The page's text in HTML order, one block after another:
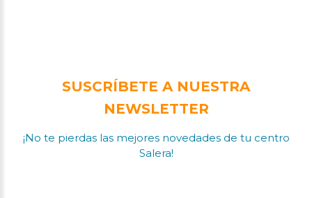
SUSCRÍBETE A NUESTRA
NEWSLETTER
¡No te pierdas las mejores novedades de tu centro
Salera!